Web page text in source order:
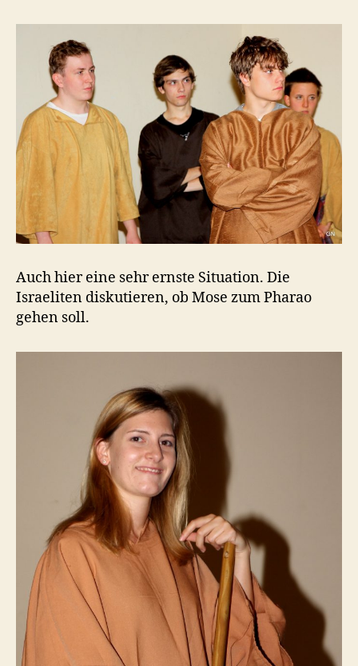
Auch hier eine sehr ernste Situation. Die
Israeliten diskutieren, ob Mose zum Pharao
gehen soll.